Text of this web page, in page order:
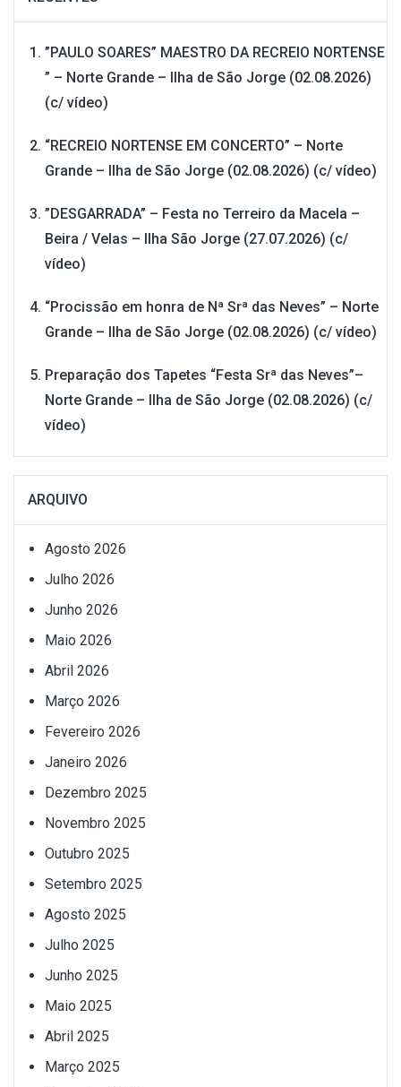
”PAULO SOARES” MAESTRO DA RECREIO NORTENSE
” – Norte Grande – Ilha de São Jorge (02.08.2026)
(c/ vídeo)
“RECREIO NORTENSE EM CONCERTO” – Norte
Grande – Ilha de São Jorge (02.08.2026) (c/ vídeo)
”DESGARRADA” – Festa no Terreiro da Macela –
Beira / Velas – Ilha São Jorge (27.07.2026) (c/
vídeo)
“Procissão em honra de Nª Srª das Neves” – Norte
Grande – Ilha de São Jorge (02.08.2026) (c/ vídeo)
Preparação dos Tapetes “Festa Srª das Neves”–
Norte Grande – Ilha de São Jorge (02.08.2026) (c/
vídeo)
ARQUIVO
Agosto 2026
Julho 2026
Junho 2026
Maio 2026
Abril 2026
Março 2026
Fevereiro 2026
Janeiro 2026
Dezembro 2025
Novembro 2025
Outubro 2025
Setembro 2025
Agosto 2025
Julho 2025
Junho 2025
Maio 2025
Abril 2025
Março 2025